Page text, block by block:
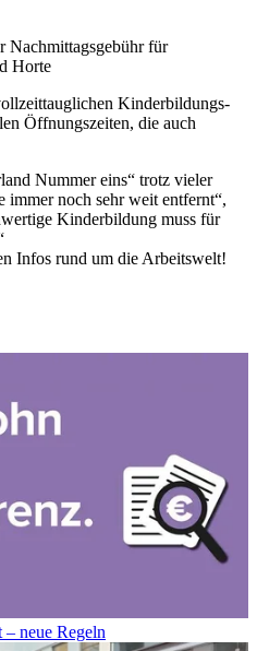
für
Horte
Kinderbildungs-
Öffnungszeiten, die auch
Nummer eins“ trotz vieler
immer noch sehr weit entfernt“,
Kinderbildung muss für
Infos rund um die Arbeitswelt!
neue Regeln